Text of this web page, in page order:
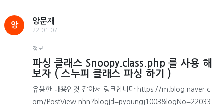
앙
앙문재
22.01.07
정보
파싱 클래스 Snoopy.class.php 를 사용 해
보자 ( 스누피 클래스 파싱 하기 )
유용한 내용인것 같아서 링크합니다 https://m.blog.naver.c
om/PostView.nhn?blogId=pyoungj1003&logNo=22033